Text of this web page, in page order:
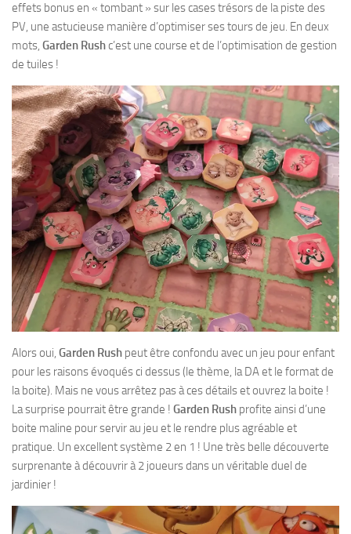
effets bonus en « tombant » sur les cases trésors de la piste des
PV, une astucieuse manière d’optimiser ses tours de jeu. En deux
mots, Garden Rushc’est une course et de l’optimisation de gestion
de tuiles !
Alors oui, Garden Rush peut être confondu avec un jeu pour enfant
pour les raisons évoqués ci dessus (le thème, la DA et le format de
la boite). Mais ne vous arrêtez pas à ces détails et ouvrez la boite !
La surprise pourrait être grande ! Garden Rush profite ainsi d’une
boite maline pour servir au jeu et le rendre plus agréable et
pratique. Un excellent système 2 en 1 ! Une très belle découverte
surprenante à découvrir à 2 joueurs dans un véritable duel de
jardinier !